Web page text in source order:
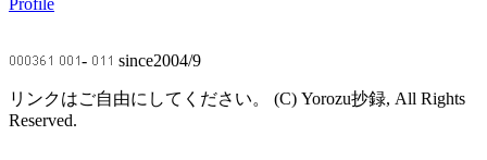
- since2004/9
リンクはご自由にしてください。 (C) Yorozu抄録, All Rights
Reserved.